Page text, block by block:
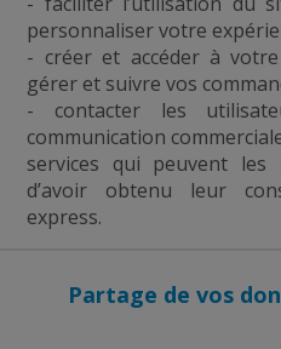
personnaliser votre
- créer et accéder à
gérer et suivre vos
- contacter les
communication
services qui peuvent les
d’avoir obtenu leur
express.
Partage de vos